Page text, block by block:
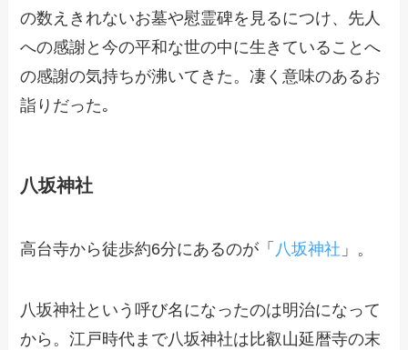
の数えきれないお墓や慰霊碑を見るにつけ、先人
への感謝と今の平和な世の中に生きていることへ
の感謝の気持ちが沸いてきた。凄く意味のあるお
詣りだった｡
八坂神社
高台寺から徒歩約6分にあるのが「 八坂神社 」。
八坂神社という呼び名になったのは明治になって
から。江戸時代まで八坂神社は比叡山延暦寺の末